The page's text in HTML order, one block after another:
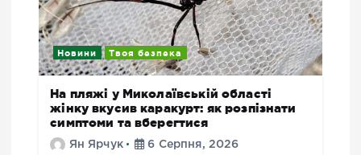
Новини Твоя безпека
На пляжі у Миколаївській області
жінку вкусив каракурт: як розпізнати
симптоми та вберегтися
Ян Ярчук 6 Серпня, 2026